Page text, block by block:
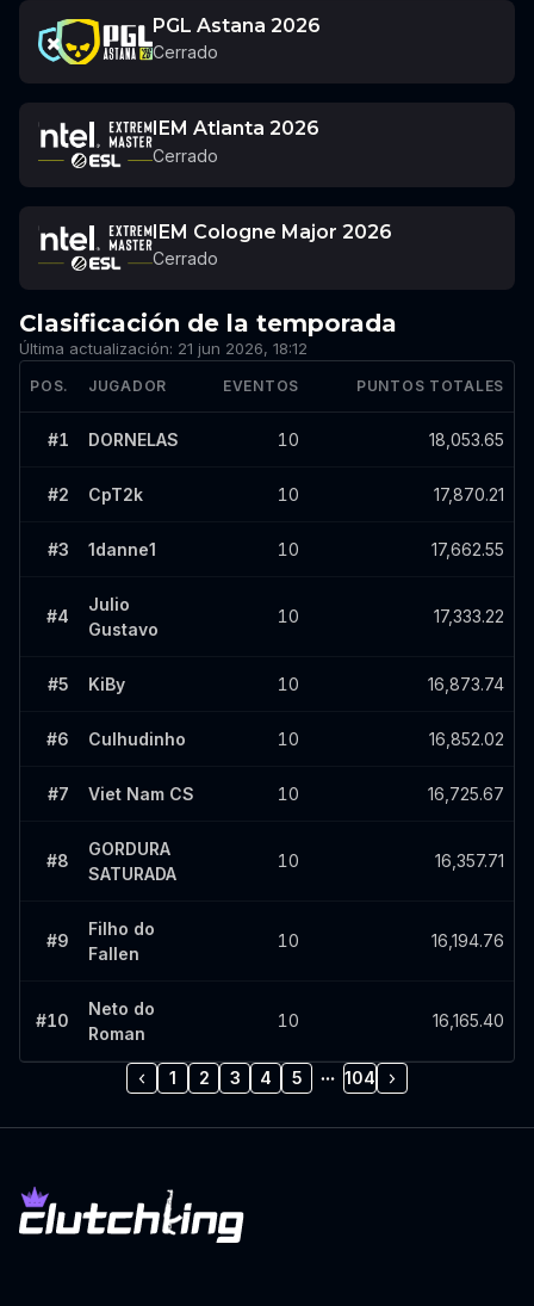
PGL Astana 2026
Cerrado
IEM Atlanta 2026
Cerrado
IEM Cologne Major 2026
Cerrado
Clasificación de la temporada
Última actualización: 21 jun 2026, 18:12
POS. JUGADOR EVENTOS PUNTOS TOTALES
#1 DORNELAS 10 18,053.65
#2 CpT2k 10 17,870.21
#3 1danne1 10 17,662.55
#4
Julio
Gustavo
10 17,333.22
#5 KiBy 10 16,873.74
#6 Culhudinho 10 16,852.02
#7 Viet Nam CS 10 16,725.67
#8
GORDURA
SATURADA
10 16,357.71
#9
Filho do
Fallen
10 16,194.76
#10
Neto do
Roman
10 16,165.40
1 2 3 4 5 104